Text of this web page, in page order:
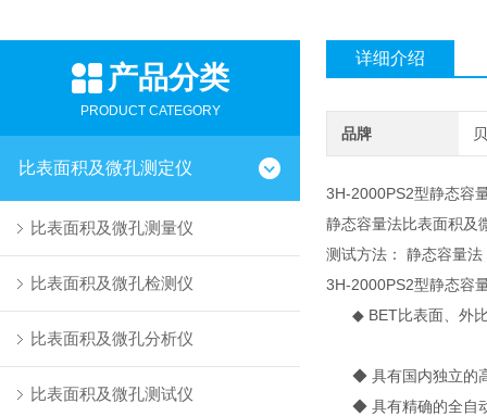
产品分类
PRODUCT CATEGORY
比表面积及微孔测定仪
比表面积及微孔测量仪
比表面积及微孔检测仪
比表面积及微孔分析仪
比表面积及微孔测试仪
详细介绍
品牌
3H-2000PS2型静态容
静态容量法比表面积及
测试方法： 静态容量法
3H-2000PS2型静态容
◆ BET比表面、外比
◆ 具有国内独立的高
◆ 具有精确的全自动